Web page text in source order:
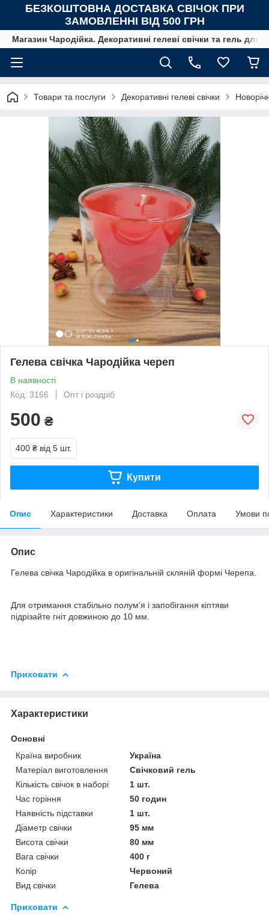
БЕЗКОШТОВНА ДОСТАВКА СВІЧОК ПРИ
ЗАМОВЛЕННІ ВІД 500 ГРН
Магазин Чародійка. Декоративні гелеві свічки та гель для
Товари та послуги Декоративні гелеві свічки
Гелева свічка Чародійка череп
В наявності
Код: 3166
Опт і роздріб
500 ₴
400 ₴ від 5 шт.
Купити
Опис Характеристики Доставка Оплата Умови
Опис
Гелева свічка Чародійка в оригінальній скляній формі Черепа.
Для отримання стабільно полум'я і запобігання кіптяви
підрізайте гніт довжиною до 10 мм.
Приховати
Характеристики
Основні
Країна виробник
Україна
Матеріал виготовлення
Свічковий гель
Кількість свічок в наборі
1 шт.
Час горіння
50 годин
Наявність підставки
1 шт.
Діаметр свічки
95 мм
Висота свічки
80 мм
Вага свічки
400 г
Колір
Червоний
Вид свічки
Гелева
Приховати